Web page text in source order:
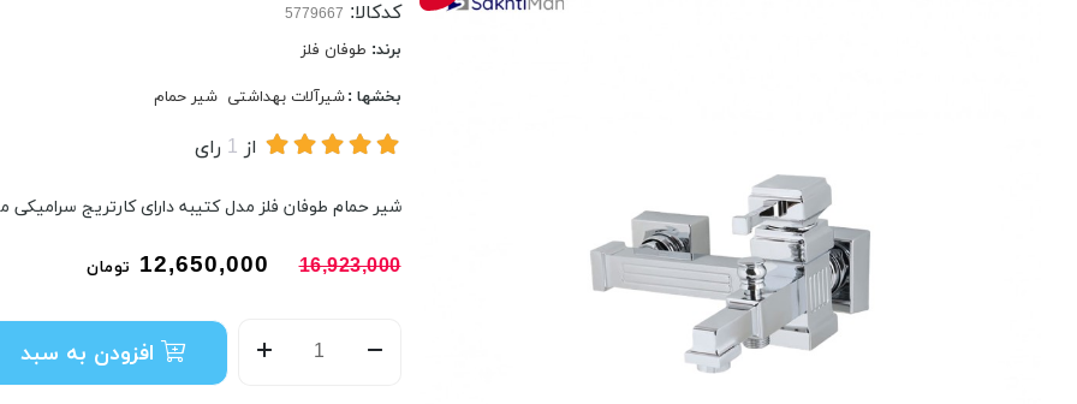
کدکالا:
برند: طوفان فلز
بخشها :شیرآلات بهداشتی شیر حمام
از 1 رای
شیر حمام طوفان فلز مدل کتیبه دارای کارتریج سرامیکی
16,923,000
12,650,000 تومان
افزودن به سبد